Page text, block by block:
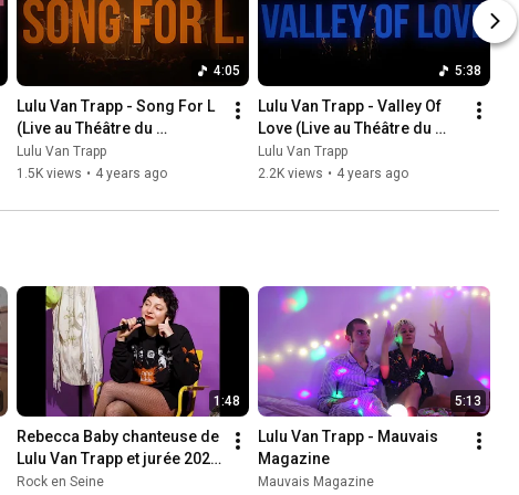
4:05
Lulu Van Trapp - Song For L
(Live au Théâtre du
Splendid)
Lulu Van Trapp
1.5K views • 4 years ago
5:38
Lulu Van Trapp - Valley Of
Love (Live au Théâtre du
Splendid)
Lulu Van Trapp
2.2K views • 4 years ago
1:48
Rebecca Baby chanteuse de
Lulu Van Trapp et jurée 2021
présente le tremplin
Rock en Seine
5:13
Lulu Van Trapp - Mauvais
Magazine
Mauvais Magazine